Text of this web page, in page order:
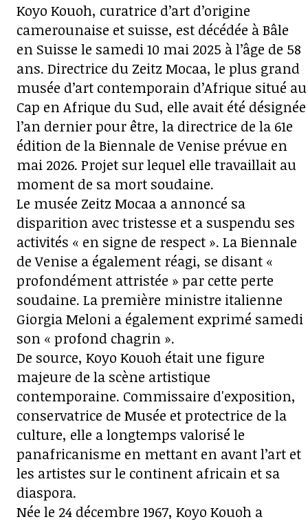
Koyo Kouoh, curatrice d’art d’origine
camerounaise et suisse, est décédée à Bâle
en Suisse le samedi 10 mai 2025 à l’âge de 58
ans. Directrice du Zeitz Mocaa, le plus grand
musée d’art contemporain d’Afrique situé au
Cap en Afrique du Sud, elle avait été désignée
l’an dernier pour être, la directrice de la 61e
édition de la Biennale de Venise prévue en
mai 2026. Projet sur lequel elle travaillait au
moment de sa mort soudaine.
Le musée Zeitz Mocaa a annoncé sa
disparition avec tristesse et a suspendu ses
activités « en signe de respect ». La Biennale
de Venise a également réagi, se disant «
profondément attristée » par cette perte
soudaine. La première ministre italienne
Giorgia Meloni a également exprimé samedi
son « profond chagrin ».
De source, Koyo Kouoh était une figure
majeure de la scène artistique
contemporaine. Commissaire d'exposition,
conservatrice de Musée et protectrice de la
culture, elle a longtemps valorisé le
panafricanisme en mettant en avant l’art et
les artistes sur le continent africain et sa
diaspora.
Née le 24 décembre 1967, Koyo Kouoh a